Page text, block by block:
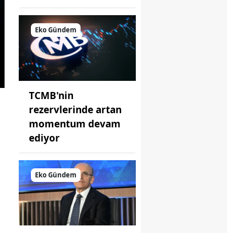
Eko Gündem
TCMB'nin
rezervlerinde artan
momentum devam
ediyor
Eko Gündem